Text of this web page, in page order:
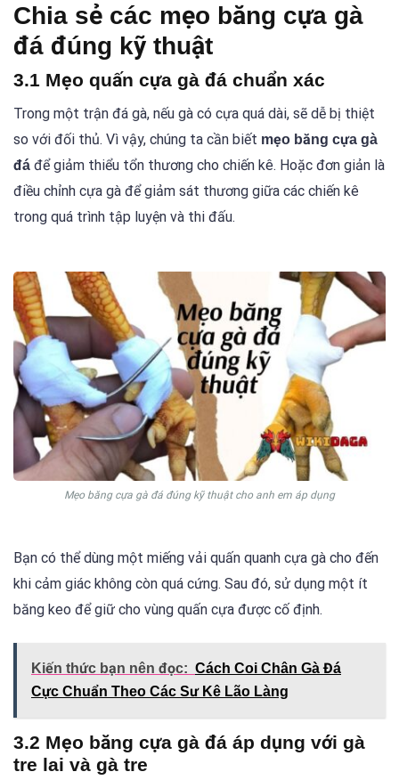
Chia sẻ các mẹo băng cựa gà
đá đúng kỹ thuật
3.1 Mẹo quấn cựa gà đá chuẩn xác
Trong một trận đá gà, nếu gà có cựa quá dài, sẽ dễ bị thiệt
so với đối thủ. Vì vậy, chúng ta cần biết mẹo băng cựa gà
đá để giảm thiểu tổn thương cho chiến kê. Hoặc đơn giản là
điều chỉnh cựa gà để giảm sát thương giữa các chiến kê
trong quá trình tập luyện và thi đấu.
Mẹo băng cựa gà đá đúng kỹ thuật cho anh em áp dụng
Bạn có thể dùng một miếng vải quấn quanh cựa gà cho đến
khi cảm giác không còn quá cứng. Sau đó, sử dụng một ít
băng keo để giữ cho vùng quấn cựa được cố định.
Kiến thức bạn nên đọc: Cách Coi Chân Gà Đá
Cực Chuẩn Theo Các Sư Kê Lão Làng
3.2 Mẹo băng cựa gà đá áp dụng với gà
tre lai và gà tre